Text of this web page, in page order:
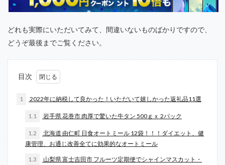
どれも実際にいただいてみて、間違いないものばかりですので、
どうぞ最後までご覧ください。
目次
1 2022年に納税して良かった！いただいて嬉しかった返礼品11選
1.1 岩手県 花巻市 肉厚で驚いた牛タン 500ｇｘ 2パック
1.2
北海道 由仁町 日食オートミール 12袋！！！ダイエット、健
康管理、お通じ改善全てに効果的なオートミール
1.3
山梨県 富士吉田市 フルーツ定期便でシャインマスカット・